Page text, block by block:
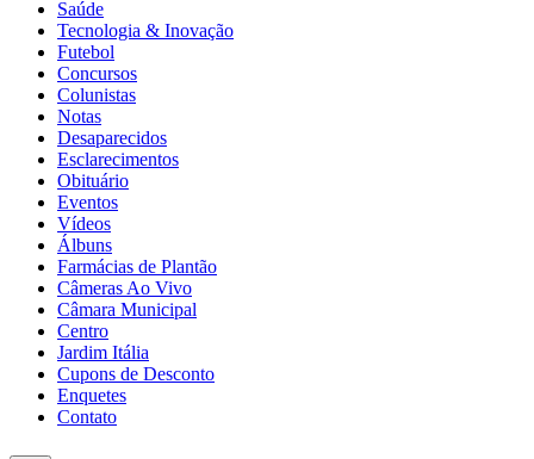
Saúde
Tecnologia & Inovação
Futebol
Concursos
Colunistas
Notas
Desaparecidos
Esclarecimentos
Obituário
Eventos
Vídeos
Álbuns
Farmácias de Plantão
Câmeras Ao Vivo
Câmara Municipal
Centro
Jardim Itália
Cupons de Desconto
Enquetes
Contato